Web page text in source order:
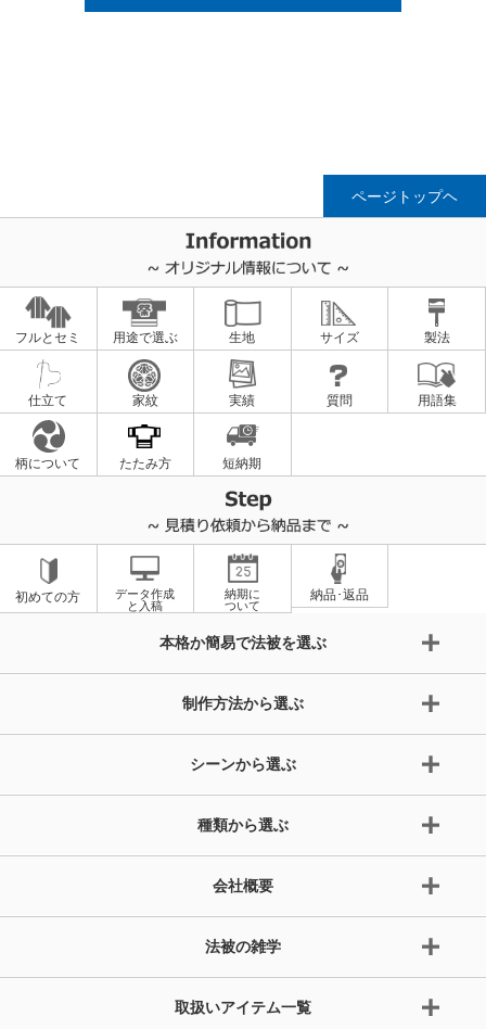
ページトップヘ
フルとセミ 用途で選ぶ 生地 サイズ 製法
仕立て 家紋 実績 質問 用語集
柄について たたみ方 短納期
初めての方
データ作成
と入稿
納期に
ついて
納品･返品
本格か簡易で法被を選ぶ
制作方法から選ぶ
シーンから選ぶ
種類から選ぶ
会社概要
法被の雑学
取扱いアイテム一覧